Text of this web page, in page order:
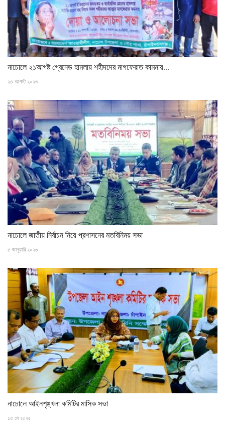
নাচোলে ২১আগষ্ট গ্রেনেড হামলায় শহীদদের মাগফেরাত কামনায়...
২৩ আগস্ট ২০২৩
নাচোলে জাতীয় নির্বাচন নিয়ে প্রশাসনের মতবিনিময় সভা
৫ জানুয়ারি ২০২৬
নাচোলে আইনশৃঙ্খলা কমিটির মাসিক সভা
১৩ মে ২০২৫